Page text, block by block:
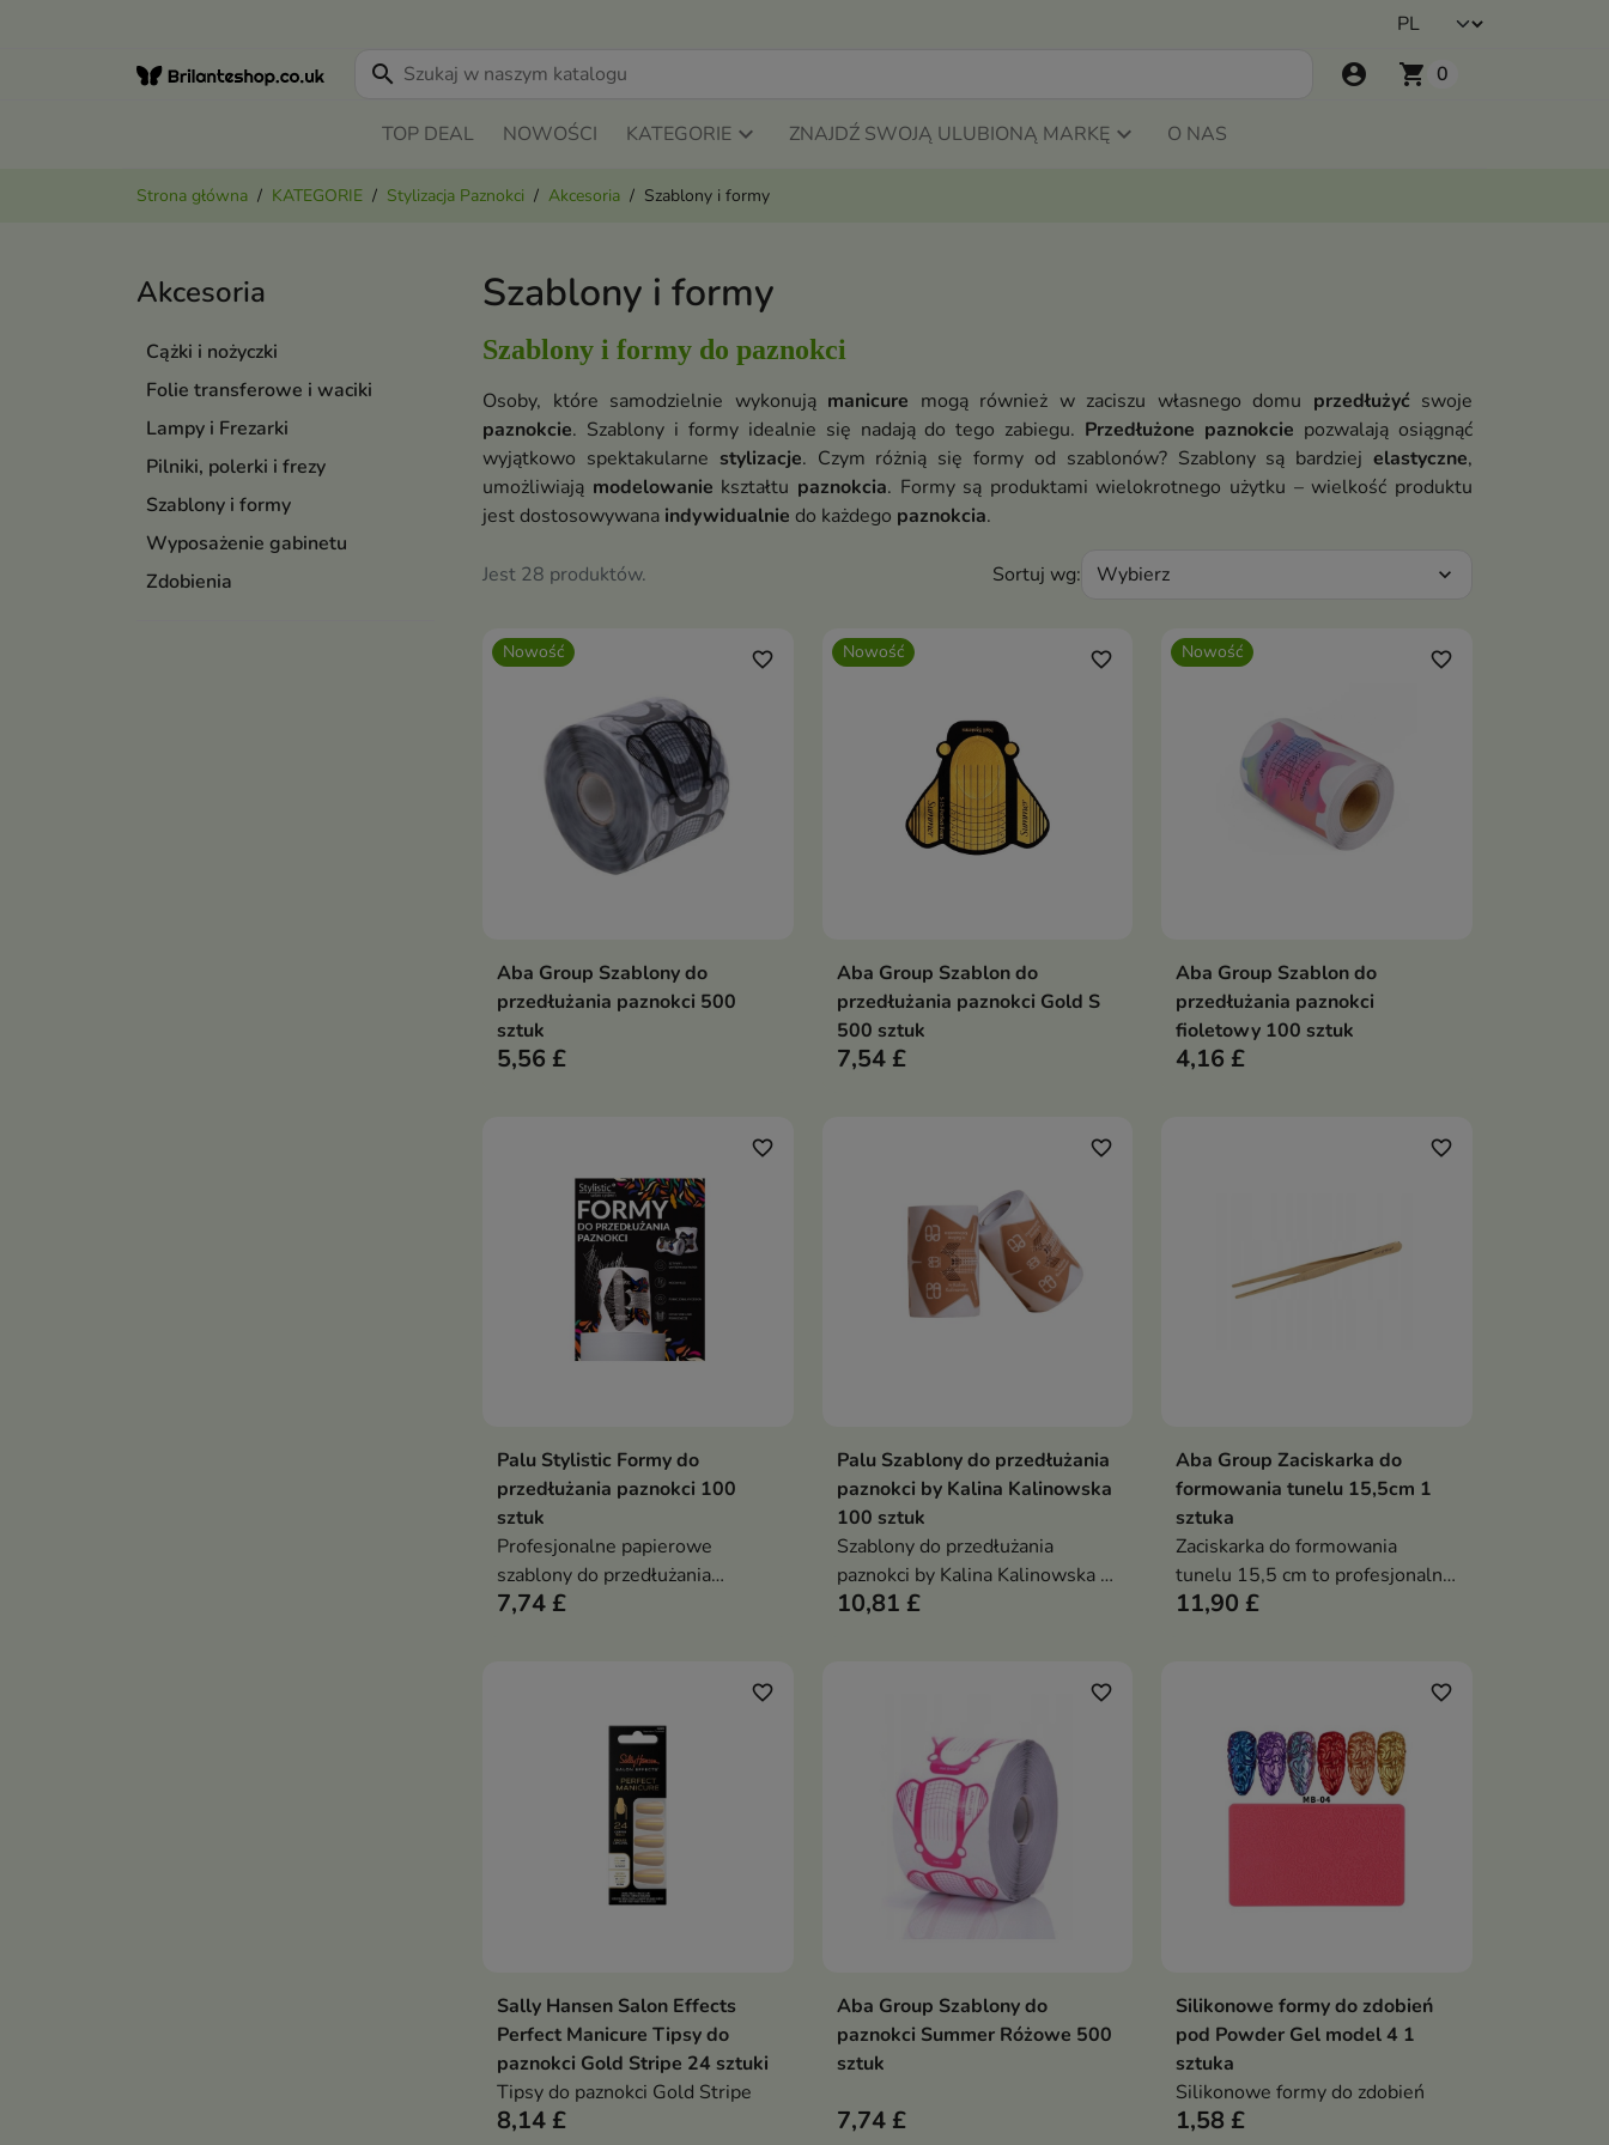
search account_circle shopping_cart 0
TOP DEAL NOWOŚCI KATEGORIE ZNAJDŹ SWOJĄ ULUBIONĄ MARKĘ O NAS
Strona główna KATEGORIE Stylizacja Paznokci Akcesoria Szablony i formy
Akcesoria
Cążki i nożyczki
Folie transferowe i waciki
Lampy i Frezarki
Pilniki, polerki i frezy
Szablony i formy
Wyposażenie gabinetu
Zdobienia
Szablony i formy
Szablony i formy do paznokci
Osoby, które samodzielnie wykonują manicure mogą również w zaciszu własnego domu przedłużyćswoje
paznokcie. Szablony i formy idealnie się nadają do tego zabiegu. Przedłużone paznokcie pozwalają osiągnąć
wyjątkowo spektakularne stylizacje. Czym różnią się formy od szablonów? Szablony są bardziejelastyczne,
umożliwiają modelowanie kształtu paznokcia. Formy są produktami wielokrotnego użytku – wielkość produktu
jest dostosowywana indywidualnie do każdego paznokcia.
Jest 28 produktów. Sortuj wg: Wybierz expand_more
Nowość
Dodaj do koszyka
favorite_border
Aba Group Szablony do
przedłużania paznokci 500
sztuk
5,56 £
Nowość
Dodaj do koszyka
favorite_border
Aba Group Szablon do
przedłużania paznokci Gold S
500 sztuk
7,54 £
Nowość
Dodaj do koszyka
favorite_border
Aba Group Szablon do
przedłużania paznokci
fioletowy 100 sztuk
4,16 £
Dodaj do koszyka
favorite_border
Palu Stylistic Formy do
przedłużania paznokci 100
sztuk
Profesjonalne papierowe
szablony do przedłużania
paznokci, które zapewniają
dzięki wytrzymałemu papierowi
oraz mocnemu klejowi
7,74 £
Dodaj do koszyka
favorite_border
Palu Szablony do przedłużania
paznokci by Kalina Kalinowska
100 sztuk
Szablony do przedłużania
paznokci by Kalina Kalinowska to
profesjonalne formy wykonane z
10,81 £
Dodaj do koszyka
favorite_border
Aba Group Zaciskarka do
formowania tunelu 15,5cm 1
sztuka
Zaciskarka do formowania
tunelu 15,5 cm to profesjonalne
narzędzie do precyzyjnego
11,90 £
Dodaj do koszyka
favorite_border
Sally Hansen Salon Effects
Perfect Manicure Tipsy do
paznokci Gold Stripe 24 sztuki
Tipsy do paznokci Gold Stripe
8,14 £
Dodaj do koszyka
favorite_border
Aba Group Szablony do
paznokci Summer Różowe 500
sztuk
7,74 £
Dodaj do koszyka
favorite_border
Silikonowe formy do zdobień
pod Powder Gel model 4 1
sztuka
Silikonowe formy do zdobień
1,58 £